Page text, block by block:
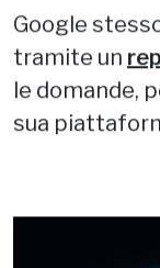
Google
tramite un
le domande,
sua